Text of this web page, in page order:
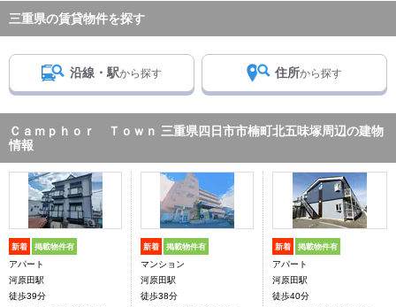
三重県の賃貸物件を探す
沿線・駅から探す 住所から探す
Ｃａｍｐｈｏｒ Ｔｏｗｎ 三重県四日市市楠町北五味塚周辺の建物
情報
新着 掲載物件有
アパート
河原田駅
徒歩39分
新着 掲載物件有
マンション
河原田駅
徒歩38分
新着 掲載物件有
アパート
河原田駅
徒歩40分